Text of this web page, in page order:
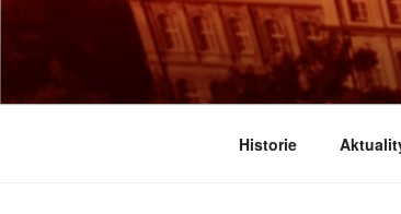
Přejít
webu
Určeno všem
Historie